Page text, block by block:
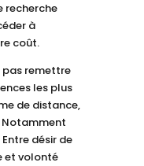
recherche
à
coût.
pas remettre
les plus
de distance,
désir de
et volonté